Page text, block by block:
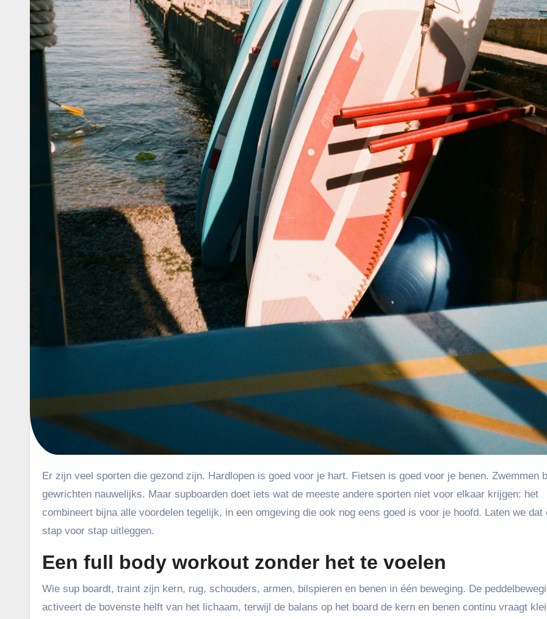
Er zijn veel sporten die gezond zijn. Hardlopen is goed voor je hart. Fietsen is goed voor je benen. Zwemmen belast je
gewrichten nauwelijks. Maar supboarden doet iets wat de meeste andere sporten niet voor elkaar krijgen: het
combineert bijna alle voordelen tegelijk, in een omgeving die ook nog eens goed is voor je hoofd. Laten we dat
stap voor stap uitleggen.
Een full body workout zonder het te voelen
Wie sup boardt, traint zijn kern, rug, schouders, armen, bilspieren en benen in één beweging. De
activeert de bovenste helft van het lichaam, terwijl de balans op het board de kern en benen continu vraagt